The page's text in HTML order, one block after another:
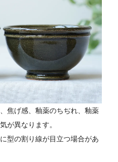
焦げ感、釉薬のちぢれ、釉薬
が異なります。
型の割り線が目立つ場合があ